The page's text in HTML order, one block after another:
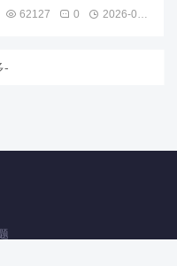
，消灭地图上的所有丧尸，
62127 0 2026-08-09
-